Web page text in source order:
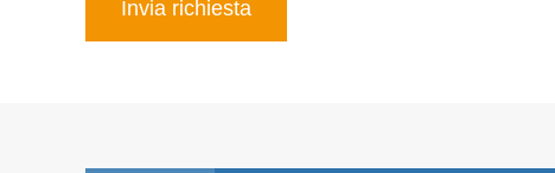
Invia richiesta